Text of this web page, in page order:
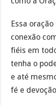
Essa
conexão
fiéis em
tenha o
e até
fé e